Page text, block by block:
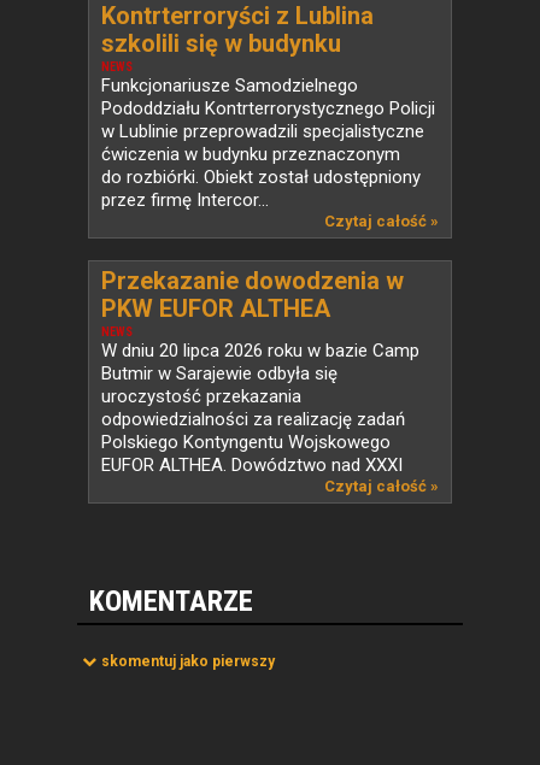
NEWS
Kontrterroryści z Lublina
szkolili się w budynku
przeznaczonym do rozbiórki
Funkcjonariusze Samodzielnego
Pododdziału Kontrterrorystycznego Policji
w Lublinie przeprowadzili specjalistyczne
ćwiczenia w budynku przeznaczonym
do rozbiórki. Obiekt został udostępniony
przez firmę Intercor...
Czytaj całość »
NEWS
Przekazanie dowodzenia w
PKW EUFOR ALTHEA
W dniu 20 lipca 2026 roku w bazie Camp
Butmir w Sarajewie odbyła się
uroczystość przekazania
odpowiedzialności za realizację zadań
Polskiego Kontyngentu Wojskowego
EUFOR ALTHEA. Dowództwo nad XXXI
Czytaj całość »
KOMENTARZE
skomentuj jako pierwszy